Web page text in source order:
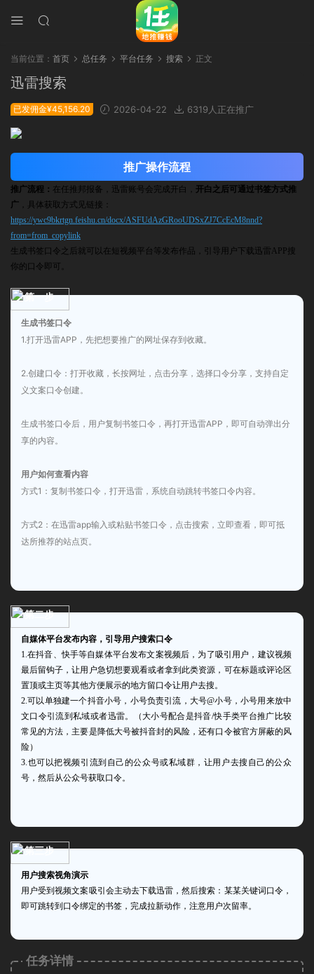
当前位置： 首页 总任务 平台任务 搜索 正文
迅雷搜索
已发佣金¥45,156.20 2026-04-22 6319人正在推广
推广操作流程
推广流程： 在任推邦报备，迅雷账号会完成开白， 开白之后可通过书签方式推
广 ，具体获取方式见链接：
https://ywc9bkrtgn.feishu.cn/docx/ASFUdAzGRooUDSxZJ7CcEcM8nnd?
from=from_copylink
生成书签口令之后就可以在短视频平台等发布作品， 引导用户下载迅雷APP搜
你的口令即可。
第一步
生成书签口令
1.打开迅雷APP，先把想要推广的网址保存到收藏。
2.创建口令：打开收藏，长按网址，点击分享，选择口令分享，支持自定
义文案口令创建。
生成书签口令后，用户复制书签口令，再打开迅雷APP，即可自动弹出分
享的内容。
用户如何查看内容
方式1：复制书签口令，打开迅雷，系统自动跳转书签口令内容。
方式2：在迅雷app输入或粘贴书签口令，点击搜索，立即查看，即可抵
达所推荐的站点页。
第二步
自媒体平台发布内容，引导用户搜索口令
1.在抖音、快手等自媒体平台发布文案视频后，为了吸引用户，建议视频
最后留钩子，让用户急切想要观看或者拿到此类资源，可在标题或评论区
置顶或主页等其他方便展示的地方留口令让用户去搜。
2.可以单独建一个抖音小号，小号负责引流，大号@小号，小号用来放中
文口令引流到私域或者迅雷。（大小号配合是抖音/快手类平台推广比较
常见的方法，主要是降低大号被抖音封的风险，还有口令被官方屏蔽的风
险）
3.也可以把视频引流到自己的公众号或私域群，让用户去搜自己的公众
号，然后从公众号获取口令。
第三步
用户搜索视角演示
用户受到视频文案吸引会主动去下载迅雷，然后搜索：某某关键词口令，
即可跳转到口令绑定的书签，完成拉新动作，注意用户次留率。
任务详情